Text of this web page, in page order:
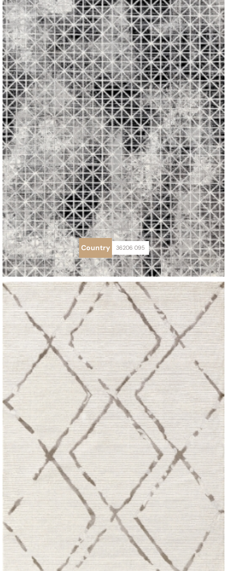
Country 36206 095